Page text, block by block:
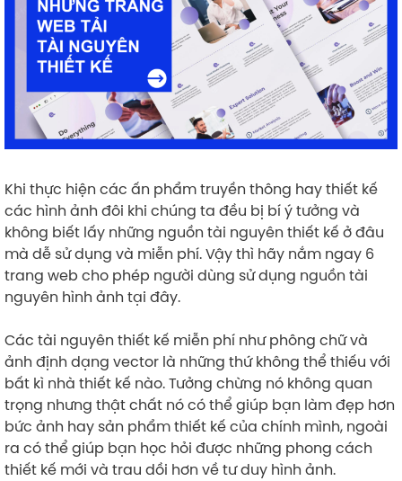
Khi thực hiện các ấn phẩm truyền thông hay thiết kế
các hình ảnh đôi khi chúng ta đều bị bí ý tưởng và
không biết lấy những nguồn tài nguyên thiết kế ở đâu
mà dễ sử dụng và miễn phí. Vậy thì hãy nắm ngay 6
trang web cho phép người dùng sử dụng nguồn tài
nguyên hình ảnh tại đây.
Các tài nguyên thiết kế miễn phí như phông chữ và
ảnh định dạng vector là những thứ không thể thiếu với
bất kì nhà thiết kế nào. Tưởng chừng nó không quan
trọng nhưng thật chất nó có thể giúp bạn làm đẹp hơn
bức ảnh hay sản phẩm thiết kế của chính mình, ngoài
ra có thể giúp bạn học hỏi được những phong cách
thiết kế mới và trau dồi hơn về tư duy hình ảnh.